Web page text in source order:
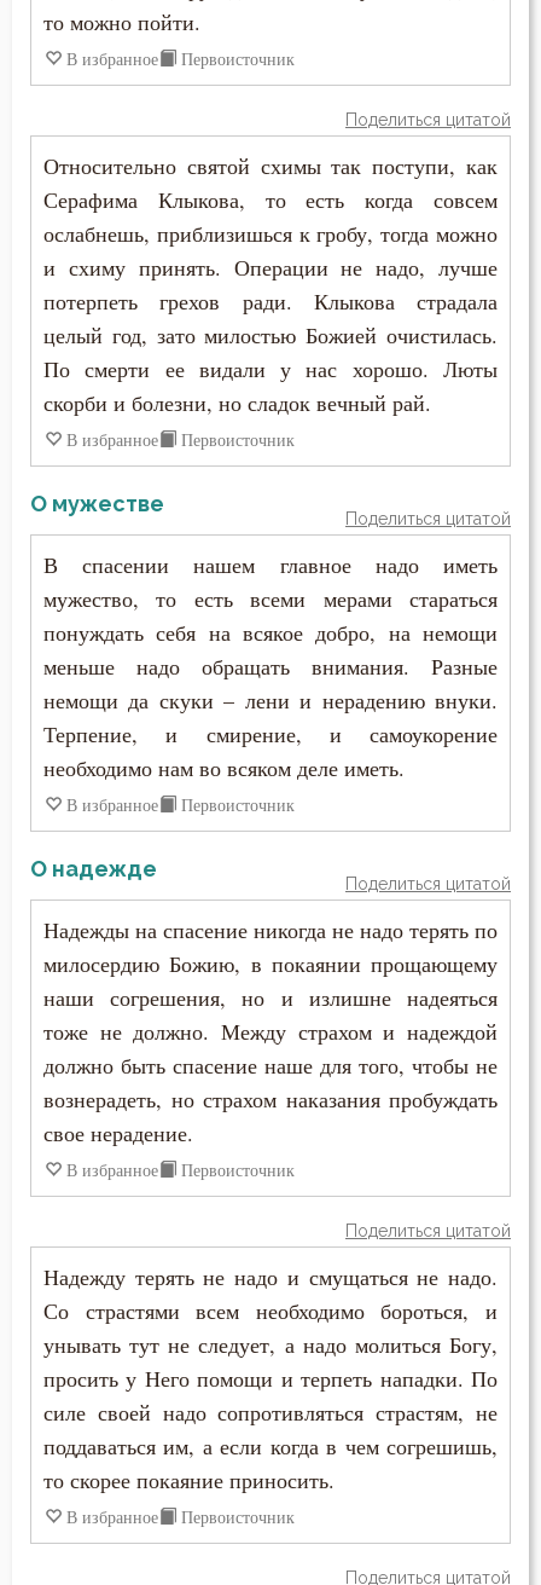
Страх
Стыд
Суета
Счастье
Терпение
Тщеславие
Умерший
Умиление
Уныние
Утешение
Учёба
Царство небесное
Целомудрие
Человекоугодие
Чтение
Чудо
то можно пойти.
В избранное Первоисточник
Поделиться цитатой
Относительно святой схимы так поступи, как
Серафима Клыкова, то есть когда совсем
ослабнешь, приблизишься к гробу, тогда можно
и схиму принять. Операции не надо, лучше
потерпеть грехов ради. Клыкова страдала
целый год, зато милостью Божией очистилась.
По смерти ее видали у нас хорошо. Люты
скорби и болезни, но сладок вечный рай.
В избранное Первоисточник
О мужестве
Поделиться цитатой
В спасении нашем главное надо иметь
мужество, то есть всеми мерами стараться
понуждать себя на всякое добро, на немощи
меньше надо обращать внимания. Разные
немощи да скуки – лени и нерадению внуки.
Терпение, и смирение, и самоукорение
необходимо нам во всяком деле иметь.
В избранное Первоисточник
О надежде
Поделиться цитатой
Надежды на спасение никогда не надо терять по
милосердию Божию, в покаянии прощающему
наши согрешения, но и излишне надеяться
тоже не должно. Между страхом и надеждой
должно быть спасение наше для того, чтобы не
вознерадеть, но страхом наказания пробуждать
свое нерадение.
В избранное Первоисточник
Поделиться цитатой
Надежду терять не надо и смущаться не надо.
Со страстями всем необходимо бороться, и
унывать тут не следует, а надо молиться Богу,
просить у Него помощи и терпеть нападки. По
силе своей надо сопротивляться страстям, не
поддаваться им, а если когда в чем согрешишь,
то скорее покаяние приносить.
В избранное Первоисточник
Поделиться цитатой